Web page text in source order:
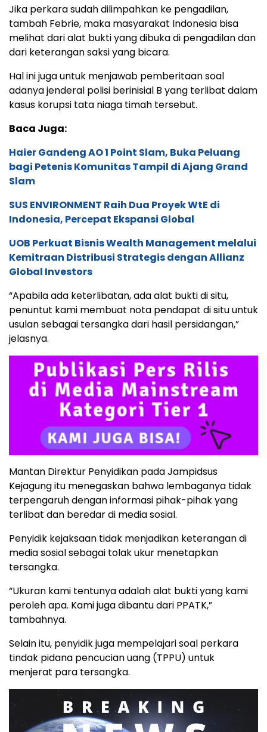
Jika perkara sudah dilimpahkan ke pengadilan,
tambah Febrie, maka masyarakat Indonesia bisa
melihat dari alat bukti yang dibuka di pengadilan dan
dari keterangan saksi yang bicara.
Hal ini juga untuk menjawab pemberitaan soal
adanya jenderal polisi berinisial B yang terlibat dalam
kasus korupsi tata niaga timah tersebut.
Baca Juga:
Haier Gandeng AO 1 Point Slam, Buka Peluang
bagi Petenis Komunitas Tampil di Ajang Grand
Slam
SUS ENVIRONMENT Raih Dua Proyek WtE di
Indonesia, Percepat Ekspansi Global
UOB Perkuat Bisnis Wealth Management melalui
Kemitraan Distribusi Strategis dengan Allianz
Global Investors
“Apabila ada keterlibatan, ada alat bukti di situ,
penuntut kami membuat nota pendapat di situ untuk
usulan sebagai tersangka dari hasil persidangan,”
jelasnya.
Mantan Direktur Penyidikan pada Jampidsus
Kejagung itu menegaskan bahwa lembaganya tidak
terpengaruh dengan informasi pihak-pihak yang
terlibat dan beredar di media sosial.
Penyidik kejaksaan tidak menjadikan keterangan di
media sosial sebagai tolak ukur menetapkan
tersangka.
“Ukuran kami tentunya adalah alat bukti yang kami
peroleh apa. Kami juga dibantu dari PPATK,”
tambahnya.
Selain itu, penyidik juga mempelajari soal perkara
tindak pidana pencucian uang (TPPU) untuk
menjerat para tersangka.